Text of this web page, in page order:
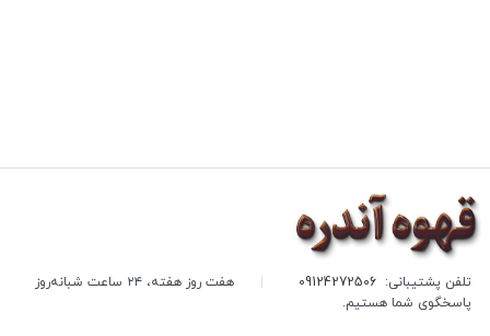
تلفن پشتیبانی: 09124272506
هفت روز هفته، ۲۴ ساعت شبانه‌روز
پاسخگوی شما هستیم.